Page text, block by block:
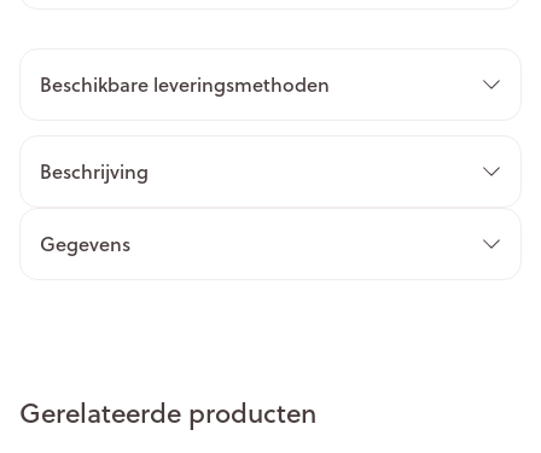
Beschikbare leveringsmethoden
Beschrijving
Gegevens
Gerelateerde producten